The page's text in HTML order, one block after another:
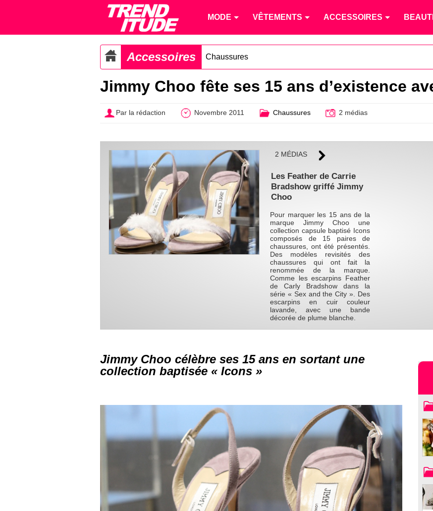
MODE VÊTEMENTS ACCESSOIRES
Accessoires Chaussures
Jimmy Choo fête ses 15 ans d’existence
Par la rédaction Novembre 2011 Chaussures 2 médias
2 MÉDIAS
Les Feather de Carrie
Bradshow griffé Jimmy
Choo
Pour marquer les 15 ans de la
marque Jimmy Choo une
collection capsule baptisé Icons
composés de 15 paires de
chaussures, ont été présentés.
Des modèles revisités des
chaussures qui ont fait la
renommée de la marque.
Comme les escarpins Feather
de Carly Bradshow dans la
série « Sex and the City ». Des
escarpins en cuir couleur
lavande, avec une bande
décorée de plume blanche.
Jimmy Choo célèbre ses 15 ans en sortant une
collection baptisée « Icons »